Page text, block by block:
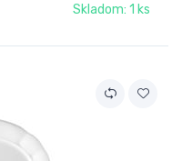
Skladom: 1 ks